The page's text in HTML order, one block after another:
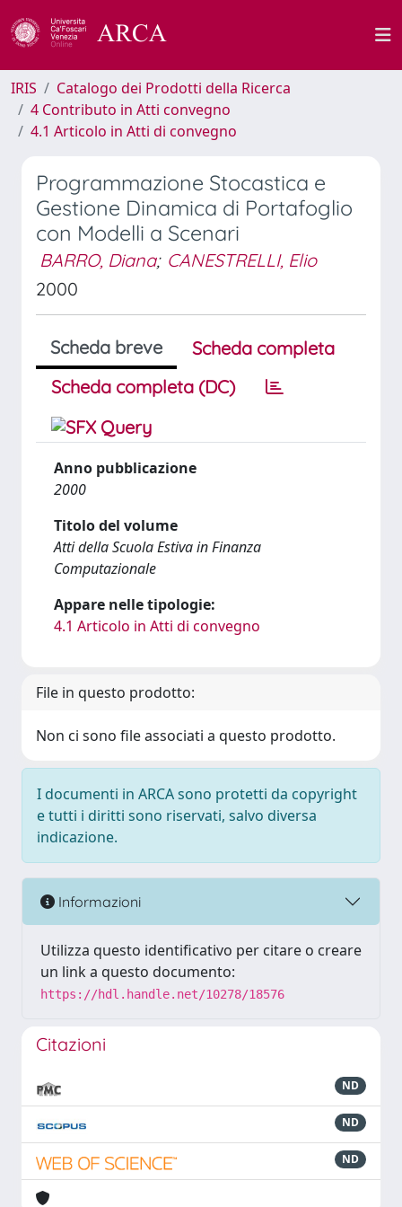
IRIS
Catalogo dei Prodotti della Ricerca
4 Contributo in Atti convegno
4.1 Articolo in Atti di convegno
Programmazione Stocastica e
Gestione Dinamica di Portafoglio
con Modelli a Scenari
BARRO, Diana; CANESTRELLI, Elio
2000
Scheda breve
Scheda completa
Scheda completa (DC)
Anno pubblicazione
2000
Titolo del volume
Atti della Scuola Estiva in Finanza
Computazionale
Appare nelle tipologie:
4.1 Articolo in Atti di convegno
File in questo prodotto:
Non ci sono file associati a questo prodotto.
I documenti in ARCA sono protetti da copyright
e tutti i diritti sono riservati, salvo diversa
indicazione.
Informazioni
Utilizza questo identificativo per citare o creare
un link a questo documento:
https://hdl.handle.net/10278/18576
Citazioni
ND
ND
ND